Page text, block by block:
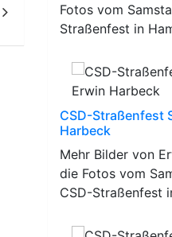
Fotos vom
Straßenfest in
CSD-Straßenfest
Harbeck
Mehr Bilder von
die Fotos vom
CSD-Straßenfest